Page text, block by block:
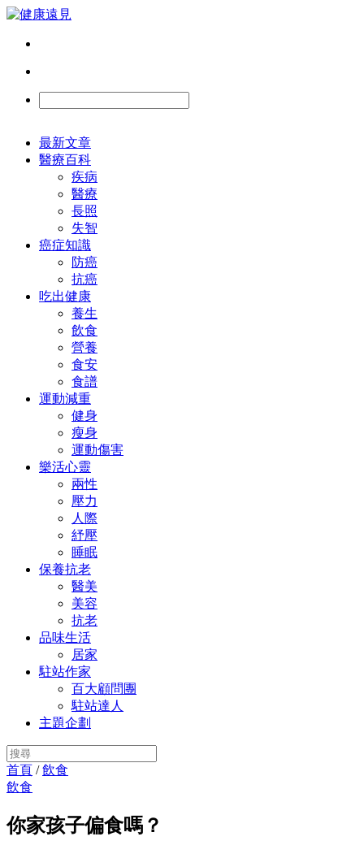
最新文章
醫療百科
疾病
醫療
長照
失智
癌症知識
防癌
抗癌
吃出健康
養生
飲食
營養
食安
食譜
運動減重
健身
瘦身
運動傷害
樂活心靈
兩性
壓力
人際
紓壓
睡眠
保養抗老
醫美
美容
抗老
品味生活
居家
駐站作家
百大顧問團
駐站達人
主題企劃
首頁 /飲食
飲食
你家孩子偏食嗎？